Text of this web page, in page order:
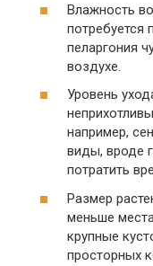
Влажность
потребуется
пеларгония
воздухе.
Уровень
например,
виды, вроде
потратить
Размер
меньше
крупные
просторных